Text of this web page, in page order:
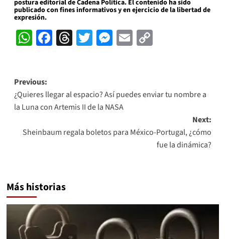
postura editorial de Cadena Política. El contenido ha sido
publicado con fines informativos y en ejercicio de la libertad de
expresión.
WhatsApp
Facebook
Threads
Twitter
Messenger
EmailCopy
Post
navigation
Previous:
¿Quieres llegar al espacio? Así puedes enviar tu nombre a
la Luna con Artemis II de la NASA
Next:
Sheinbaum regala boletos para México-Portugal, ¿cómo
fue la dinámica?
Más historias